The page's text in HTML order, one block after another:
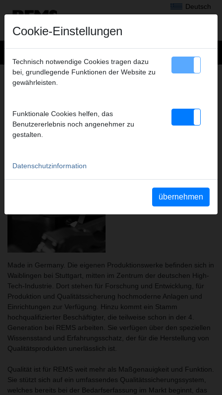
Deutsch
DIE HOCHMODERNE PRODUKTION –
GARANT FÜR DIE REMS
Made in Germany. Die eigenen Produktionswerke befinden sich in
Waiblingen bei Stuttgart, mitten im Zentrum der deutschen High-
Tech-Industrie. Dort stehen für Forschung und Entwicklung, für
Produktion und Qualitätssicherung hochmoderne Anlagen und
Einrichtungen zur Verfügung. Hinzu kommt ein Stamm
hochqualifizierter Beschäftigter, die teilweise schon in der 4.
Generation bei REMS arbeiten. Sie verfügen über den speziellen
Wissensstand und Erfahrungsschatz, der für die Herstellung von
Qualitätsprodukten unerlässlich ist.
Qualität ist für REMS weit mehr als Maßgenauigkeit und Funktion.
Sie stützt sich auf ein umfassendes Qualitätssicherungssystem,
welches bereits bei der Bedarfserfassung im Markt beginnt, das
Cookie-Einstellungen
Technisch notwendige Cookies tragen dazu
bei, grundlegende Funktionen der Website zu
gewährleisten.
Funktionale Cookies helfen, das
Benutzererlebnis noch angenehmer zu
gestalten.
Datenschutzinformation
übernehmen